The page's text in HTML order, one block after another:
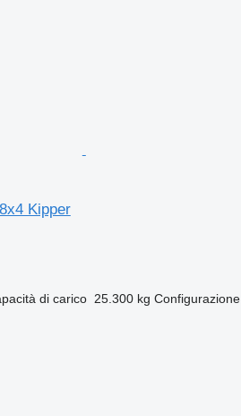
Kipper
di carico 25.300 kg Configurazione